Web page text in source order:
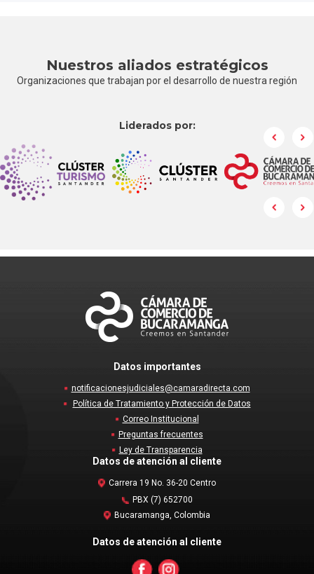
Nuestros aliados estratégicos
Organizaciones que trabajan por el desarrollo de nuestra región
Liderados por:
Datos importantes
notificacionesjudiciales@camaradirecta.com
Política de Tratamiento y Protección de Datos
Correo Institucional
Preguntas frecuentes
Ley de Transparencia
Datos de atención al cliente
Carrera 19 No. 36-20 Centro
PBX (7) 652700
Bucaramanga, Colombia
Datos de atención al cliente